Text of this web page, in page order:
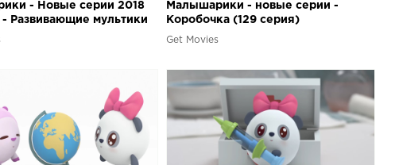
- Новые серии 2018
Развивающие мультики
маленьких
Малышарики - новые серии -
Коробочка (129 серия)
Развивающие мультики для самых
Get Movies